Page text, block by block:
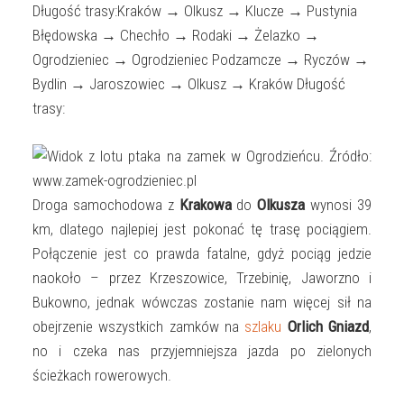
Długość trasy:Kraków → Olkusz → Klucze → Pustynia
Błędowska → Chechło → Rodaki → Żelazko →
Ogrodzieniec → Ogrodzieniec Podzamcze → Ryczów →
Bydlin → Jaroszowiec → Olkusz → Kraków Długość
trasy:
Droga samochodowa z Krakowa doOlkuszawynosi 39
km, dlatego najlepiej jest pokonać tę trasę pociągiem.
Połączenie jest co prawda fatalne, gdyż pociąg jedzie
naokoło – przez Krzeszowice, Trzebinię, Jaworzno i
Bukowno, jednak wówczas zostanie nam więcej sił na
obejrzenie wszystkich zamków na szlaku Orlich Gniazd,
no i czeka nas przyjemniejsza jazda po zielonych
ścieżkach rowerowych.